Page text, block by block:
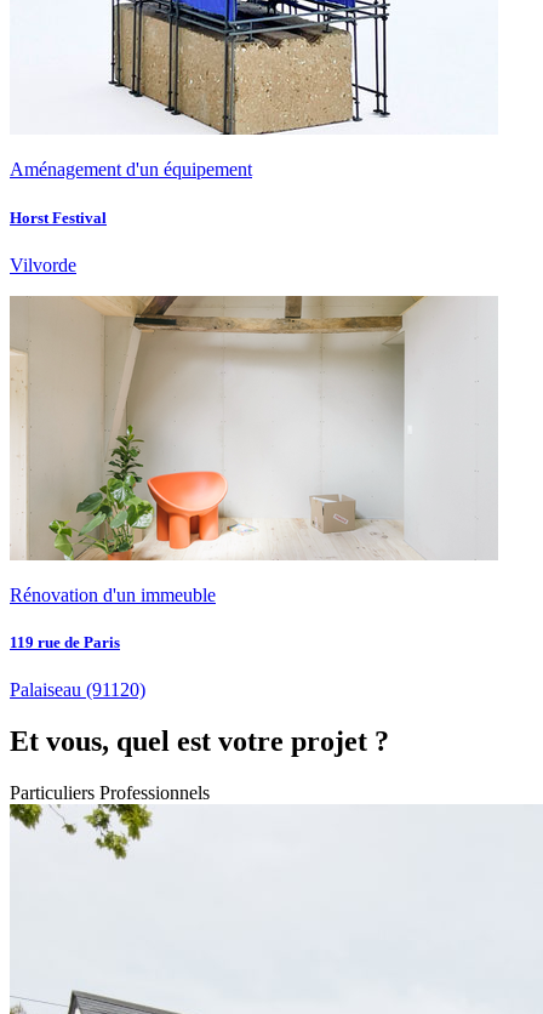
Aménagement d'un équipement
Horst Festival
Vilvorde
Rénovation d'un immeuble
119 rue de Paris
Palaiseau (91120)
Et vous, quel est votre projet ?
Particuliers Professionnels